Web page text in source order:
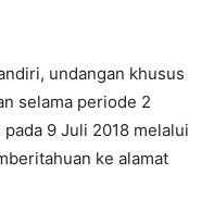
undangan khusus
selama periode 2
9 Juli 2018 melalui
ke alamat